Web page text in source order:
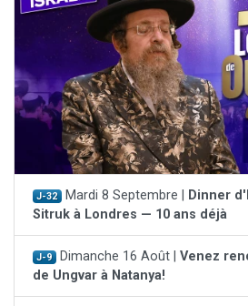
J-32 Mardi 8 Septembre |
Dinner
Sitruk à Londres — 10 ans déjà
J-9 Dimanche 16 Août | Venez
de Ungvar à Natanya!